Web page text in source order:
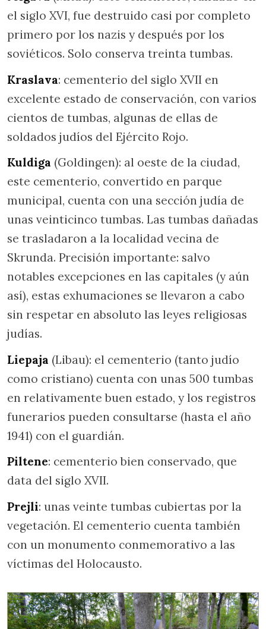
el siglo XVI, fue destruido casi por completo
primero por los nazis y después por los
soviéticos. Solo conserva treinta tumbas.
Kraslava: cementerio del siglo XVII en
excelente estado de conservación, con varios
cientos de tumbas, algunas de ellas de
soldados judíos del Ejército Rojo.
Kuldiga (Goldingen): al oeste de la ciudad,
este cementerio, convertido en parque
municipal, cuenta con una sección judía de
unas veinticinco tumbas. Las tumbas dañadas
se trasladaron a la localidad vecina de
Skrunda. Precisión importante: salvo
notables excepciones en las capitales (y aún
así), estas exhumaciones se llevaron a cabo
sin respetar en absoluto las leyes religiosas
judías.
Liepaja (Libau): el cementerio (tanto judío
como cristiano) cuenta con unas 500 tumbas
en relativamente buen estado, y los registros
funerarios pueden consultarse (hasta el año
1941) con el guardián.
Piltene: cementerio bien conservado, que
data del siglo XVII.
Prejli: unas veinte tumbas cubiertas por la
vegetación. El cementerio cuenta también
con un monumento conmemorativo a las
víctimas del Holocausto.